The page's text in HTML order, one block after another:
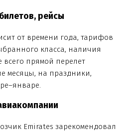
рейсы
от времени года, тарифов
класса, наличия
всего прямой перелет
месяцы, на праздники,
Emirates зарекомендовал